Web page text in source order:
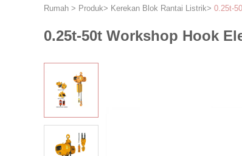
Rumah > Produk> Kerekan Blok Rantai Listrik> 0.25t-
0.25t-50t Workshop Hook